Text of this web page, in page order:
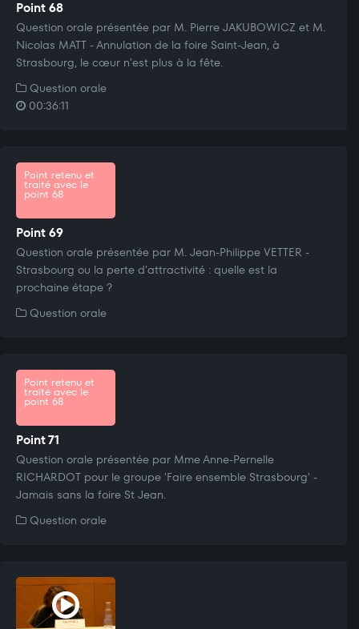
Point 68
Question orale présentée par M. Pierre JAKUBOWICZ et M.
Nicolas MATT - Annulation de la foire Saint-Jean, à
Strasbourg, le cœur n'est plus à la fête.
Question orale
00:36:11
Point retenu et
traité avec le
point 68
Point 69
Question orale présentée par M. Jean-Philippe VETTER -
Strasbourg ou la perte d'attractivité : quelle est la
prochaine étape ?
Question orale
Point retenu et
traité avec le
point 68
Point 71
Question orale présentée par Mme Anne-Pernelle
RICHARDOT pour le groupe 'Faire ensemble Strasbourg' -
Jamais sans la foire St Jean.
Question orale